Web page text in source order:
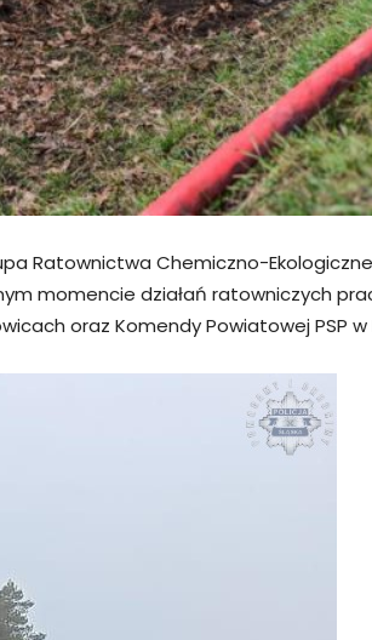
Ratownictwa Chemiczno-
momencie działań ratowniczych
oraz Komendy Powiatowej PSP w